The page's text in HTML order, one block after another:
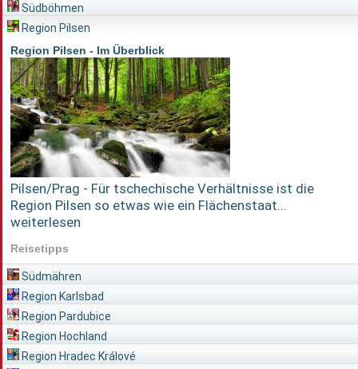
Südböhmen
Region Pilsen
Region Pilsen - Im Überblick
Pilsen/Prag - Für tschechische Verhältnisse ist die
Region Pilsen so etwas wie ein Flächenstaat...
weiterlesen
Reisetipps
Südmähren
Region Karlsbad
Region Pardubice
Region Hochland
Region Hradec Králové